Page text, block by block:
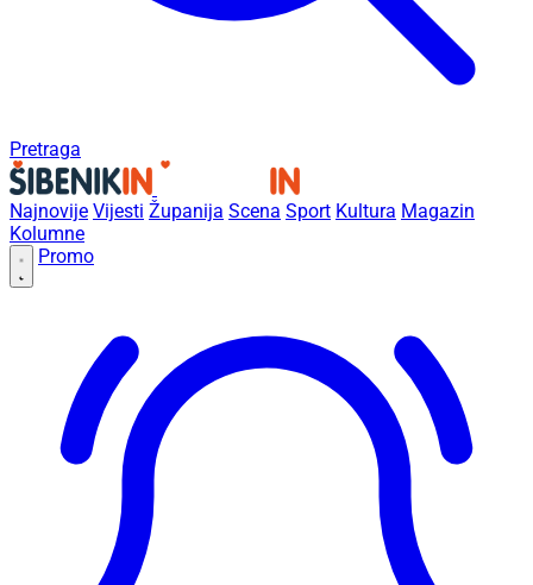
Pretraga
Najnovije Vijesti Županija Scena Sport Kultura Magazin
Kolumne
Promo